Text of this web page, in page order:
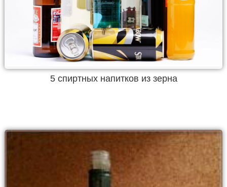
5 спиртных напитков из зерна